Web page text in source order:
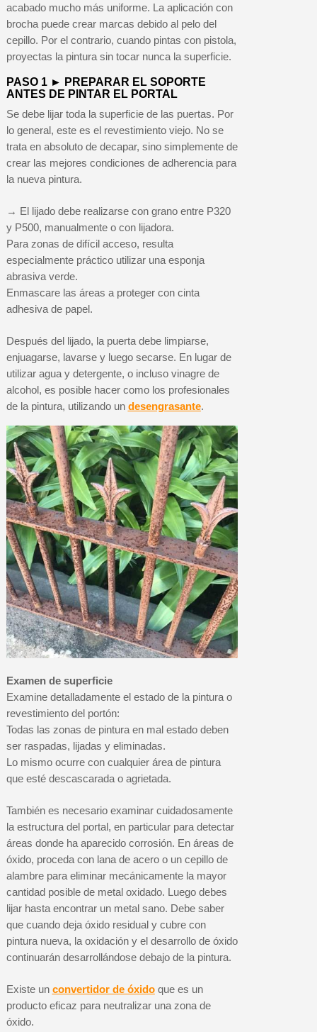
acabado mucho más uniforme. La aplicación con
brocha puede crear marcas debido al pelo del
cepillo. Por el contrario, cuando pintas con pistola,
proyectas la pintura sin tocar nunca la superficie.
PASO 1 ► PREPARAR EL SOPORTE
ANTES DE PINTAR EL PORTAL
Se debe lijar toda la superficie de las puertas. Por
lo general, este es el revestimiento viejo. No se
trata en absoluto de decapar, sino simplemente de
crear las mejores condiciones de adherencia para
la nueva pintura.
→ El lijado debe realizarse con grano entre P320
y P500, manualmente o con lijadora.
Para zonas de difícil acceso, resulta
especialmente práctico utilizar una esponja
abrasiva verde.
Enmascare las áreas a proteger con cinta
adhesiva de papel.
Después del lijado, la puerta debe limpiarse,
enjuagarse, lavarse y luego secarse. En lugar de
utilizar agua y detergente, o incluso vinagre de
alcohol, es posible hacer como los profesionales
de la pintura, utilizando un desengrasante.
Examen de superficie
Examine detalladamente el estado de la pintura o
revestimiento del portón:
Todas las zonas de pintura en mal estado deben
ser raspadas, lijadas y eliminadas.
Lo mismo ocurre con cualquier área de pintura
que esté descascarada o agrietada.
También es necesario examinar cuidadosamente
la estructura del portal, en particular para detectar
áreas donde ha aparecido corrosión. En áreas de
óxido, proceda con lana de acero o un cepillo de
alambre para eliminar mecánicamente la mayor
cantidad posible de metal oxidado. Luego debes
lijar hasta encontrar un metal sano. Debe saber
que cuando deja óxido residual y cubre con
pintura nueva, la oxidación y el desarrollo de óxido
continuarán desarrollándose debajo de la pintura.
Existe un convertidor de óxidoque es un
producto eficaz para neutralizar una zona de
óxido.